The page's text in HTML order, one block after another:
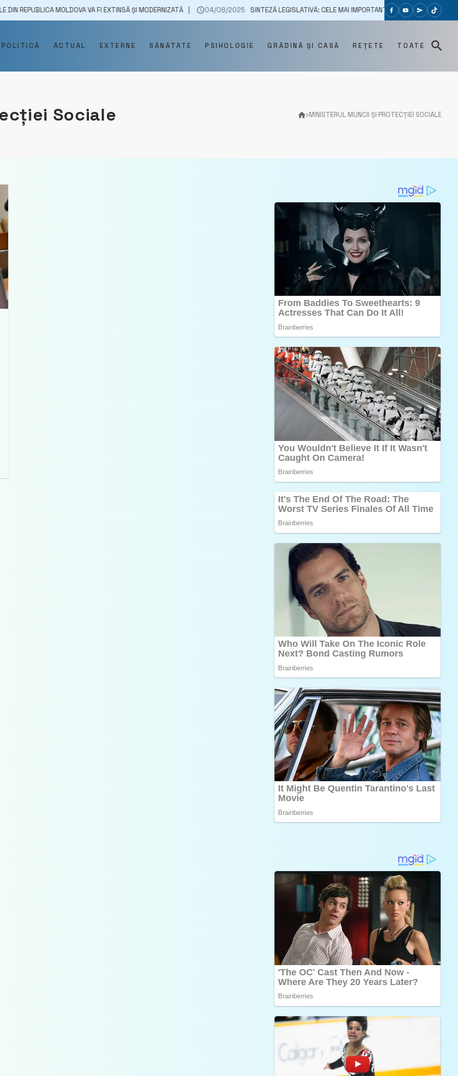
MOLDOVA VA FI EXTINSĂ ȘI MODERNIZATĂ 04/08/2025 SINTEZĂ LEGISLATIVĂ: CELE MAI IMPORTANTE ACTE NORMATIVE
POLITICĂ ACTUAL EXTERNE SĂNĂTATE PSIHOLOGIE GRĂDINĂ ȘI CASĂ REȚETE TOATE
MINISTERUL MUNCII ȘI PROTECȚIEI SOCIALE
Sociale